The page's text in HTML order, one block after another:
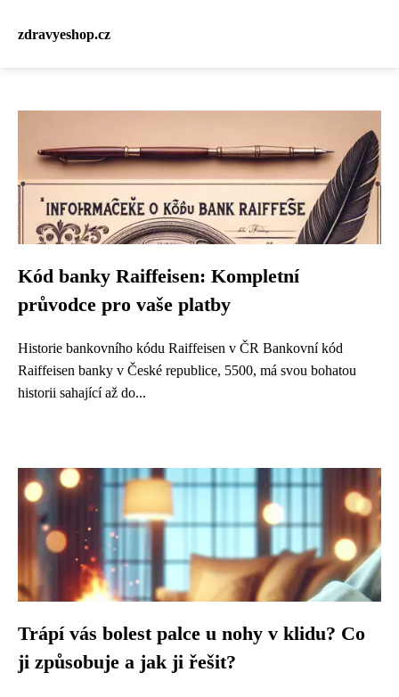
zdravyeshop.cz
Kód banky Raiffeisen: Kompletní
průvodce pro vaše platby
Historie bankovního kódu Raiffeisen v ČR Bankovní kód
Raiffeisen banky v České republice, 5500, má svou bohatou
historii sahající až do...
Trápí vás bolest palce u nohy v klidu? Co
ji způsobuje a jak ji řešit?